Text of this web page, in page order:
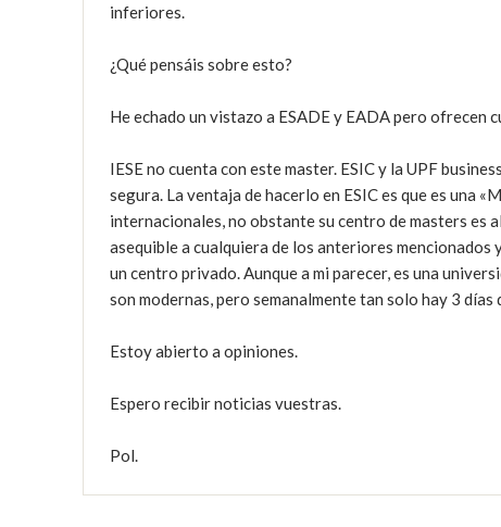
inferiores.
¿Qué pensáis sobre esto?
He echado un vistazo a ESADE y EADA pero ofrecen
IESE no cuenta con este master. ESIC y la UPF
segura. La ventaja de hacerlo en ESIC es que es una
internacionales, no obstante su centro de masters es
asequible a cualquiera de los anteriores mencionados
un centro privado. Aunque a mi parecer, es una
son modernas, pero semanalmente tan solo hay 3 días
Estoy abierto a opiniones.
Espero recibir noticias vuestras.
Pol.